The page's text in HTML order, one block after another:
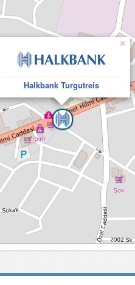
Halkbank Turgutreis
×